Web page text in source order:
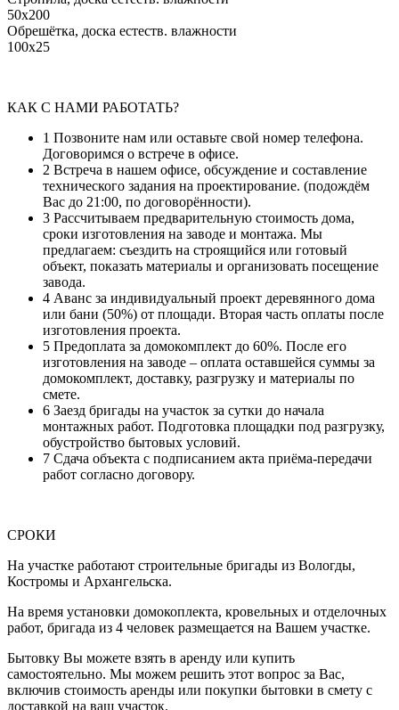
50x200
Обрешётка, доска естеств. влажности
100x25
КАК С НАМИ РАБОТАТЬ?
1 Позвоните нам или оставьте свой номер телефона.
Договоримся о встрече в офисе.
2 Встреча в нашем офисе, обсуждение и составление
технического задания на проектирование. (подождём
Вас до 21:00, по договорённости).
3 Рассчитываем предварительную стоимость дома,
сроки изготовления на заводе и монтажа. Мы
предлагаем: съездить на строящийся или готовый
объект, показать материалы и организовать посещение
завода.
4 Аванс за индивидуальный проект деревянного дома
или бани (50%) от площади. Вторая часть оплаты после
изготовления проекта.
5 Предоплата за домокомплект до 60%. После его
изготовления на заводе – оплата оставшейся суммы за
домокомплект, доставку, разгрузку и материалы по
смете.
6 Заезд бригады на участок за сутки до начала
монтажных работ. Подготовка площадки под разгрузку,
обустройство бытовых условий.
7 Сдача объекта с подписанием акта приёма-передачи
работ согласно договору.
СРОКИ
На участке работают строительные бригады из Вологды,
Костромы и Архангельска.
На время установки домокоплекта, кровельных и отделочных
работ, бригада из 4 человек размещается на Вашем участке.
Бытовку Вы можете взять в аренду или купить
самостоятельно. Мы можем решить этот вопрос за Вас,
включив стоимость аренды или покупки бытовки в смету с
доставкой на ваш участок.